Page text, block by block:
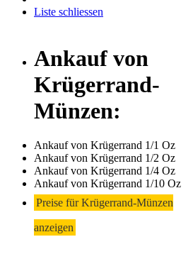
Liste schliessen
Ankauf von
Krügerrand-
Münzen:
Ankauf von Krügerrand 1/1 Oz
Ankauf von Krügerrand 1/2 Oz
Ankauf von Krügerrand 1/4 Oz
Ankauf von Krügerrand 1/10 Oz
Preise für Krügerrand-Münzen
anzeigen